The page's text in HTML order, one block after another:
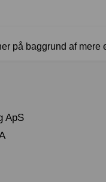
på baggrund af mere
ApS